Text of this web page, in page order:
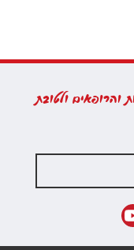
והרופאים ולטובת